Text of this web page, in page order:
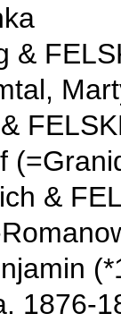
&
&
1876-